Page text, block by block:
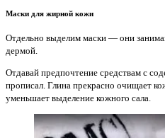
Маски для жирной кожи
Отдельно выделим маски — они
дермой.
Отдавай предпочтение средствам с
прописал. Глина прекрасно очищает
уменьшает выделение кожного сала.